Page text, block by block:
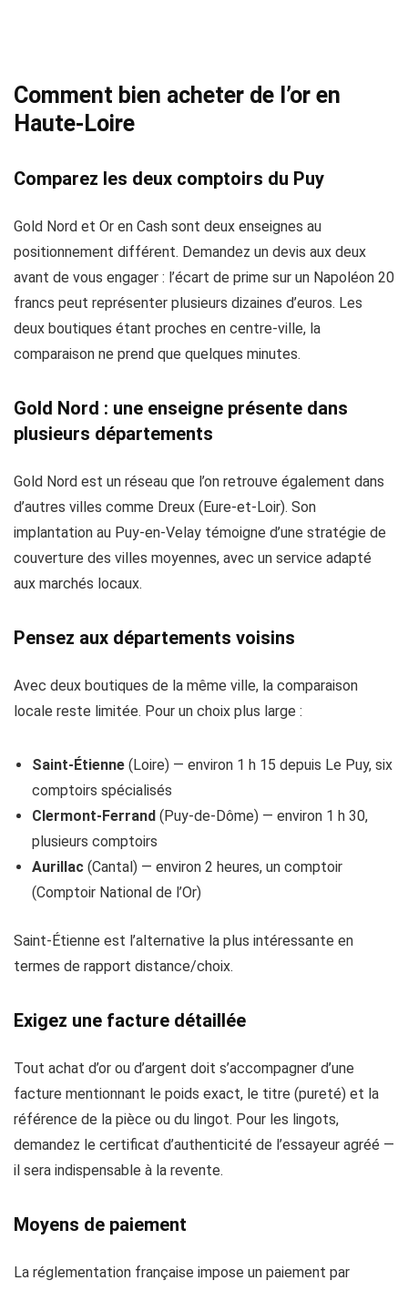
Comment bien acheter de l’or en
Haute-Loire
Comparez les deux comptoirs du Puy
Gold Nord et Or en Cash sont deux enseignes au
positionnement différent. Demandez un devis aux deux
avant de vous engager : l’écart de prime sur un Napoléon 20
francs peut représenter plusieurs dizaines d’euros. Les
deux boutiques étant proches en centre-ville, la
comparaison ne prend que quelques minutes.
Gold Nord : une enseigne présente dans
plusieurs départements
Gold Nord est un réseau que l’on retrouve également dans
d’autres villes comme Dreux (Eure-et-Loir). Son
implantation au Puy-en-Velay témoigne d’une stratégie de
couverture des villes moyennes, avec un service adapté
aux marchés locaux.
Pensez aux départements voisins
Avec deux boutiques de la même ville, la comparaison
locale reste limitée. Pour un choix plus large :
Saint-Étienne (Loire) — environ 1 h 15 depuis Le Puy, six
comptoirs spécialisés
Clermont-Ferrand (Puy-de-Dôme) — environ 1 h 30,
plusieurs comptoirs
Aurillac (Cantal) — environ 2 heures, un comptoir
(Comptoir National de l’Or)
Saint-Étienne est l’alternative la plus intéressante en
termes de rapport distance/choix.
Exigez une facture détaillée
Tout achat d’or ou d’argent doit s’accompagner d’une
facture mentionnant le poids exact, le titre (pureté) et la
référence de la pièce ou du lingot. Pour les lingots,
demandez le certificat d’authenticité de l’essayeur agréé —
il sera indispensable à la revente.
Moyens de paiement
La réglementation française impose un paiement par